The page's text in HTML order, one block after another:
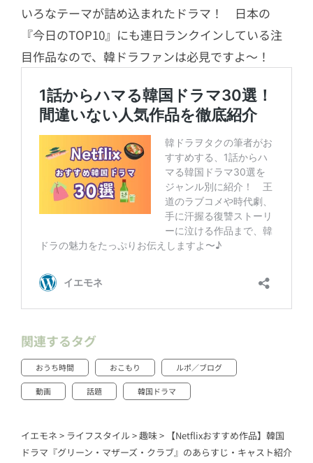
いろなテーマが詰め込まれたドラマ！ 日本の
『今日のTOP10』にも連日ランクインしている注
目作品なので、韓ドラファンは必見ですよ〜！
関連するタグ
おうち時間 おこもり ルポ／ブログ
動画 話題 韓国ドラマ
イエモネ > ライフスタイル>趣味> 【Netflixおすすめ作品】韓国
ドラマ『グリーン・マザーズ・クラブ』のあらすじ・キャスト紹介